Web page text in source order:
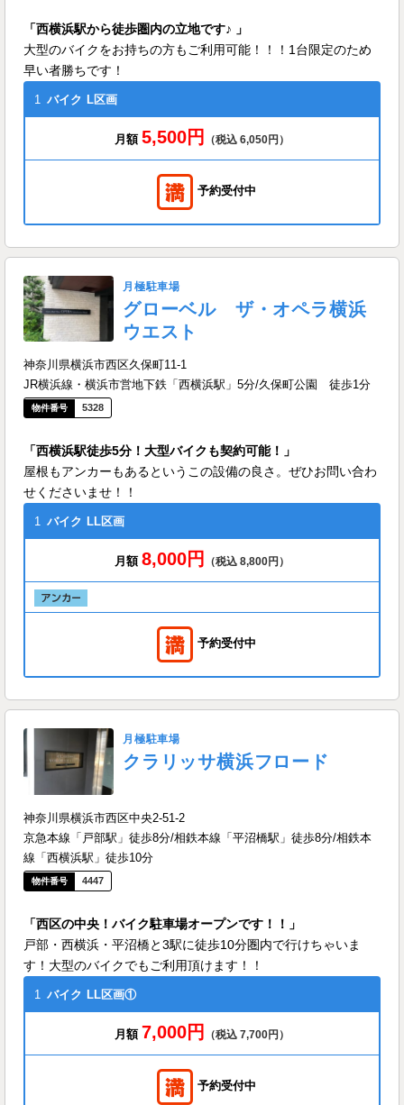
「西横浜駅から徒歩圏内の立地です♪ 」
大型のバイクをお持ちの方もご利用可能！！！1台限定のため
早い者勝ちです！
1 バイク L区画
月額 5,500円 （税込 6,050円）
予約受付中
月極駐車場
グローベル ザ・オペラ横浜
ウエスト
神奈川県横浜市西区久保町11-1
JR横浜線・横浜市営地下鉄「西横浜駅」5分/久保町公園 徒歩1分
5328
「西横浜駅徒歩5分！大型バイクも契約可能！」
屋根もアンカーもあるというこの設備の良さ。ぜひお問い合わ
せくださいませ！！
1 バイク LL区画
月額 8,000円 （税込 8,800円）
予約受付中
月極駐車場
クラリッサ横浜フロード
神奈川県横浜市西区中央2-51-2
京急本線「戸部駅」徒歩8分/相鉄本線「平沼橋駅」徒歩8分/相鉄本
線「西横浜駅」徒歩10分
4447
「西区の中央！バイク駐車場オープンです！！」
戸部・西横浜・平沼橋と3駅に徒歩10分圏内で行けちゃいま
す！大型のバイクでもご利用頂けます！！
1 バイク LL区画①
月額 7,000円 （税込 7,700円）
予約受付中